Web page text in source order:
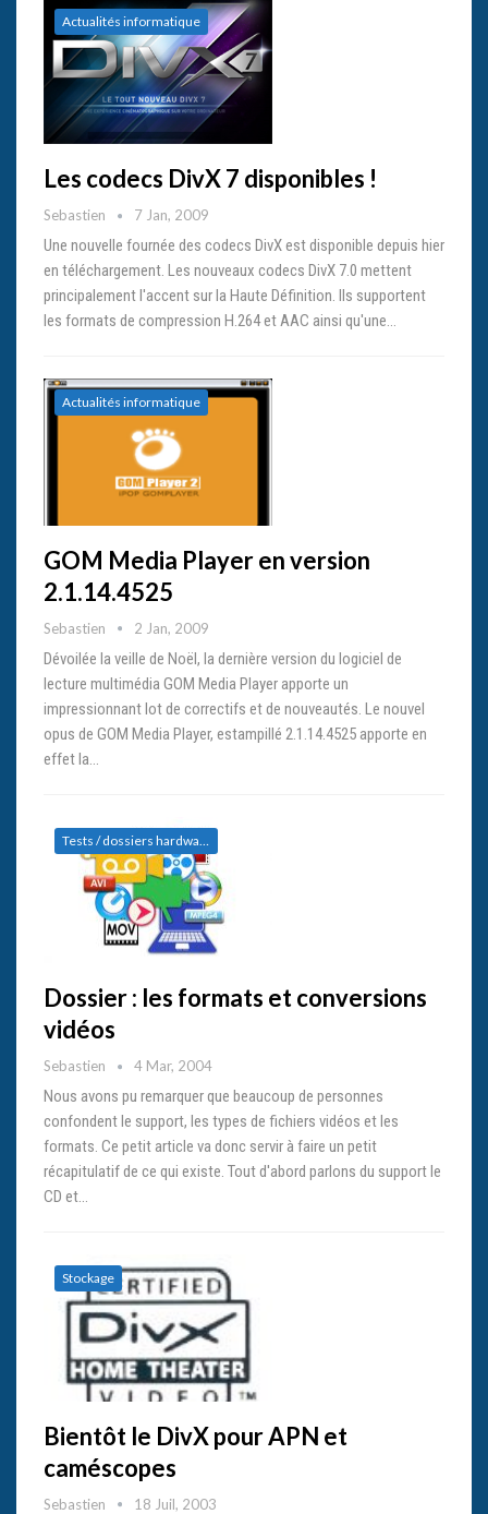
Actualités informatique
Les codecs DivX 7 disponibles !
Sebastien 7 Jan, 2009
Une nouvelle fournée des codecs DivX est disponible depuis hier
en téléchargement. Les nouveaux codecs DivX 7.0 mettent
principalement l'accent sur la Haute Définition. Ils supportent
les formats de compression H.264 et AAC ainsi qu'une…
Actualités informatique
GOM Media Player en version
2.1.14.4525
Sebastien 2 Jan, 2009
Dévoilée la veille de Noël, la dernière version du logiciel de
lecture multimédia GOM Media Player apporte un
impressionnant lot de correctifs et de nouveautés. Le nouvel
opus de GOM Media Player, estampillé 2.1.14.4525 apporte en
effet la…
Dossier : les formats et conversions
vidéos
Sebastien 4 Mar, 2004
Nous avons pu remarquer que beaucoup de personnes
confondent le support, les types de fichiers vidéos et les
formats. Ce petit article va donc servir à faire un petit
récapitulatif de ce qui existe. Tout d'abord parlons du support le
CD et…
Stockage
Bientôt le DivX pour APN et
caméscopes
Sebastien 18 Juil, 2003